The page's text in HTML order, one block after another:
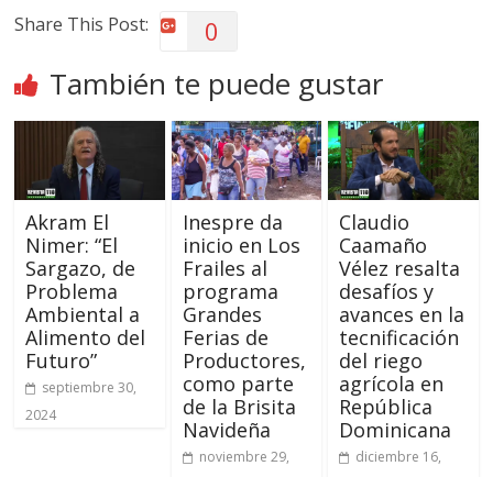
Share This Post: 0
También te puede gustar
Akram El
Nimer: “El
Sargazo, de
Problema
Ambiental a
Alimento del
Futuro”
septiembre 30,
2024
Inespre da
inicio en Los
Frailes al
programa
Grandes
Ferias de
Productores,
como parte
de la Brisita
Navideña
noviembre 29,
Claudio
Caamaño
Vélez resalta
desafíos y
avances en la
tecnificación
del riego
agrícola en
República
Dominicana
diciembre 16,